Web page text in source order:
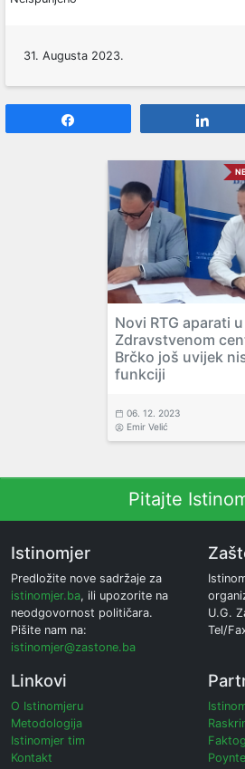
31. Augusta 2023.
Novi RTG aparati u
Zdravstvenom
Brčko još uvijek
funkciji
06. 12. 2023
Emir Velić
Pitajte
Istinomjer
Predložite nove sadržaje za
istinomjer.ba, ili upozorite na
neodgovornost političara.
Pišite nam na:
istinomjer@zastone.ba
U.G.
Tel/
Linkovi
O Istinomjeru
Metodologija
Istinomjer tim
Kontakt